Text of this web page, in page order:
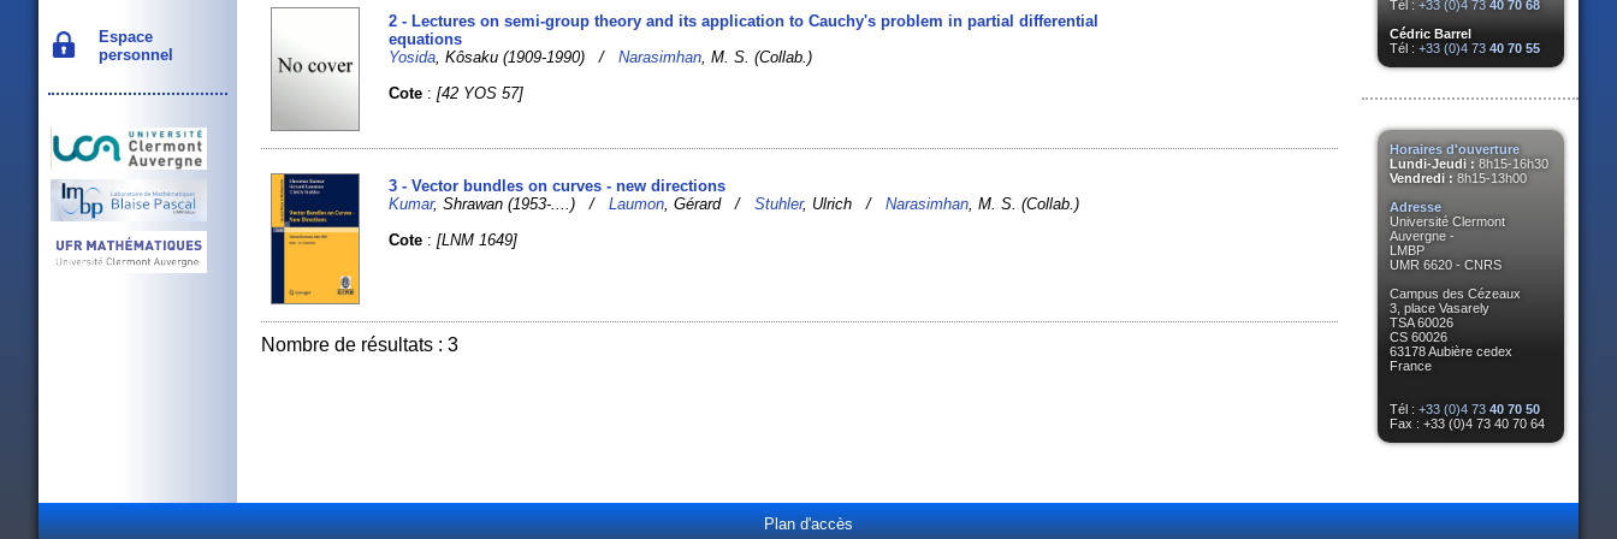
Espace
personnel
Tél : +33 (0)4 73 40 70 68
Cédric Barrel
Tél : +33 (0)4 73 40 70 55
Horaires d'ouverture
Lundi-Jeudi : 8h15-16h30
Vendredi : 8h15-13h00
Adresse
Université Clermont
Auvergne -
LMBP
UMR 6620 - CNRS
Campus des Cézeaux
3, place Vasarely
TSA 60026
CS 60026
63178 Aubière cedex
France
Tél : +33 (0)4 73 40 70 50
Fax : +33 (0)4 73 40 70 64
2 - Lectures on semi-group theory and its application to Cauchy's problem in partial differential
equations
Yosida , Kôsaku (1909-1990) /Narasimhan , M. S. (Collab.)
Cote :[42 YOS 57]
3 - Vector bundles on curves - new directions
Kumar, Shrawan (1953-....) /Laumon, Gérard /Stuhler, Ulrich /Narasimhan, M. S. (Collab.)
Cote :[LNM 1649]
Nombre de résultats : 3
Plan d'accès